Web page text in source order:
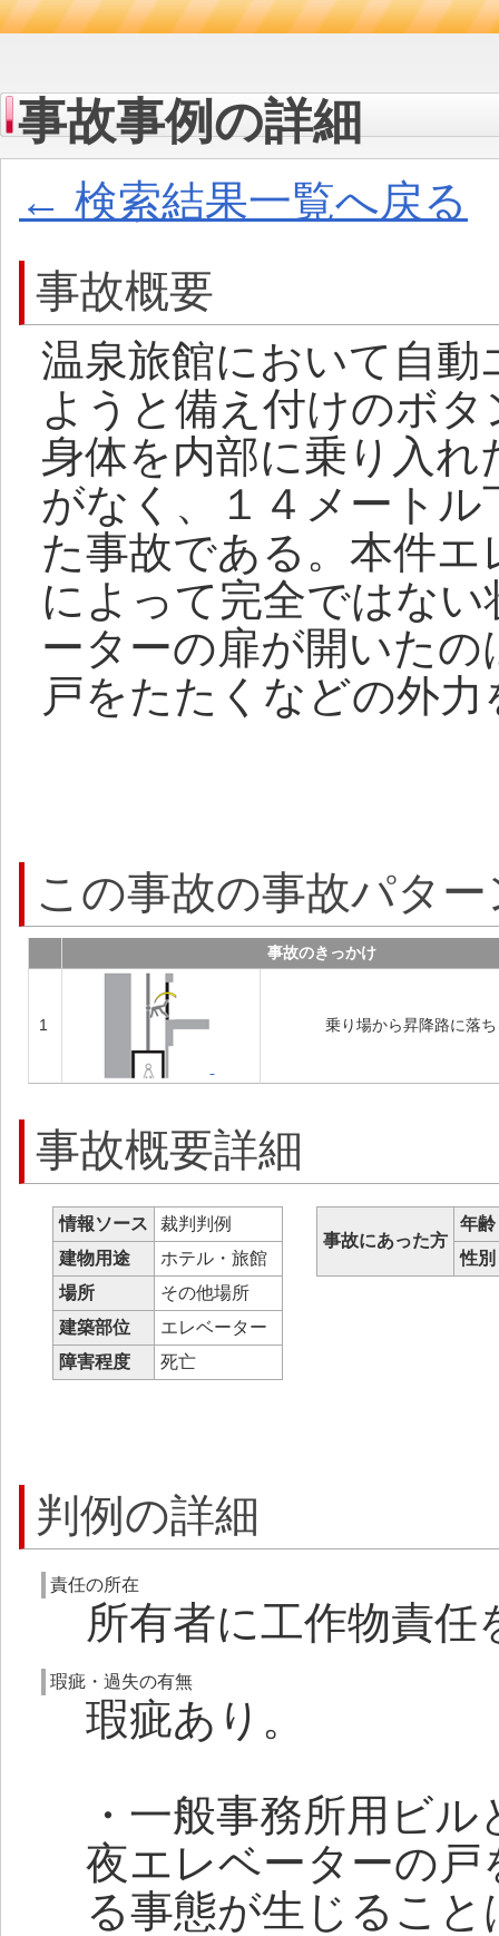
事故事例の詳細
← 検索結果一覧へ戻る
事故概要
温泉旅館において自
ようと備え付けのボ
身体を内部に乗り入
がなく、１４メート
た事故である。本件
によって完全ではな
ーターの扉が開いた
戸をたたくなどの外
この事故の事故パター
事故のきっかけ
1 乗り場から昇降路に落
事故概要詳細
情報ソース
裁判判例
建物用途
ホテル・旅館
場所
その他場所
建築部位
エレベーター
障害程度
死亡
事故にあった方
年齢
性別
判例の詳細
責任の所在
所有者に工作物責任
瑕疵・過失の有無
瑕疵あり。
・一般事務所用ビ
夜エレベーターの
る事態が生じるこ